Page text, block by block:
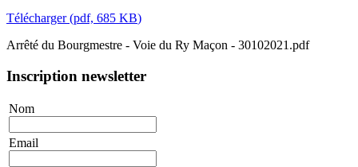
Télécharger(pdf, 685 KB)
Arrêté du Bourgmestre - Voie du Ry Maçon - 30102021.pdf
Inscription newsletter
Nom
Email